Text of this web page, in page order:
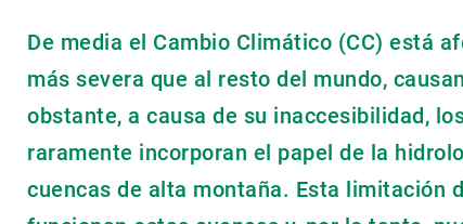
De media el Cambio Climático (CC) está
más severa que al resto del mundo,
obstante, a causa de su inaccesibilidad,
raramente incorporan el papel de la
cuencas de alta montaña. Esta limitación
Noticias
Biodiversidad
Cambio global
Funcionamiento de los ecosistemas